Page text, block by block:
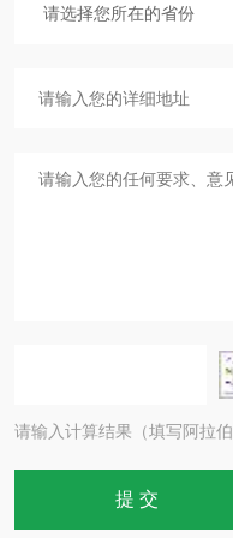
请输入计算结果（填写阿拉